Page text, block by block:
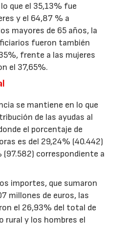
que el 35,13% fue
y el 64,87 % a
mayores de 65 años, la
fueron también
frente a las mujeres
el 37,65%.
se mantiene en lo que
de las ayudas al
el porcentaje de
es del 29,24% (40.442)
correspondiente a
importes, que sumaron
millones de euros, las
el 26,93% del total de
rural y los hombres el